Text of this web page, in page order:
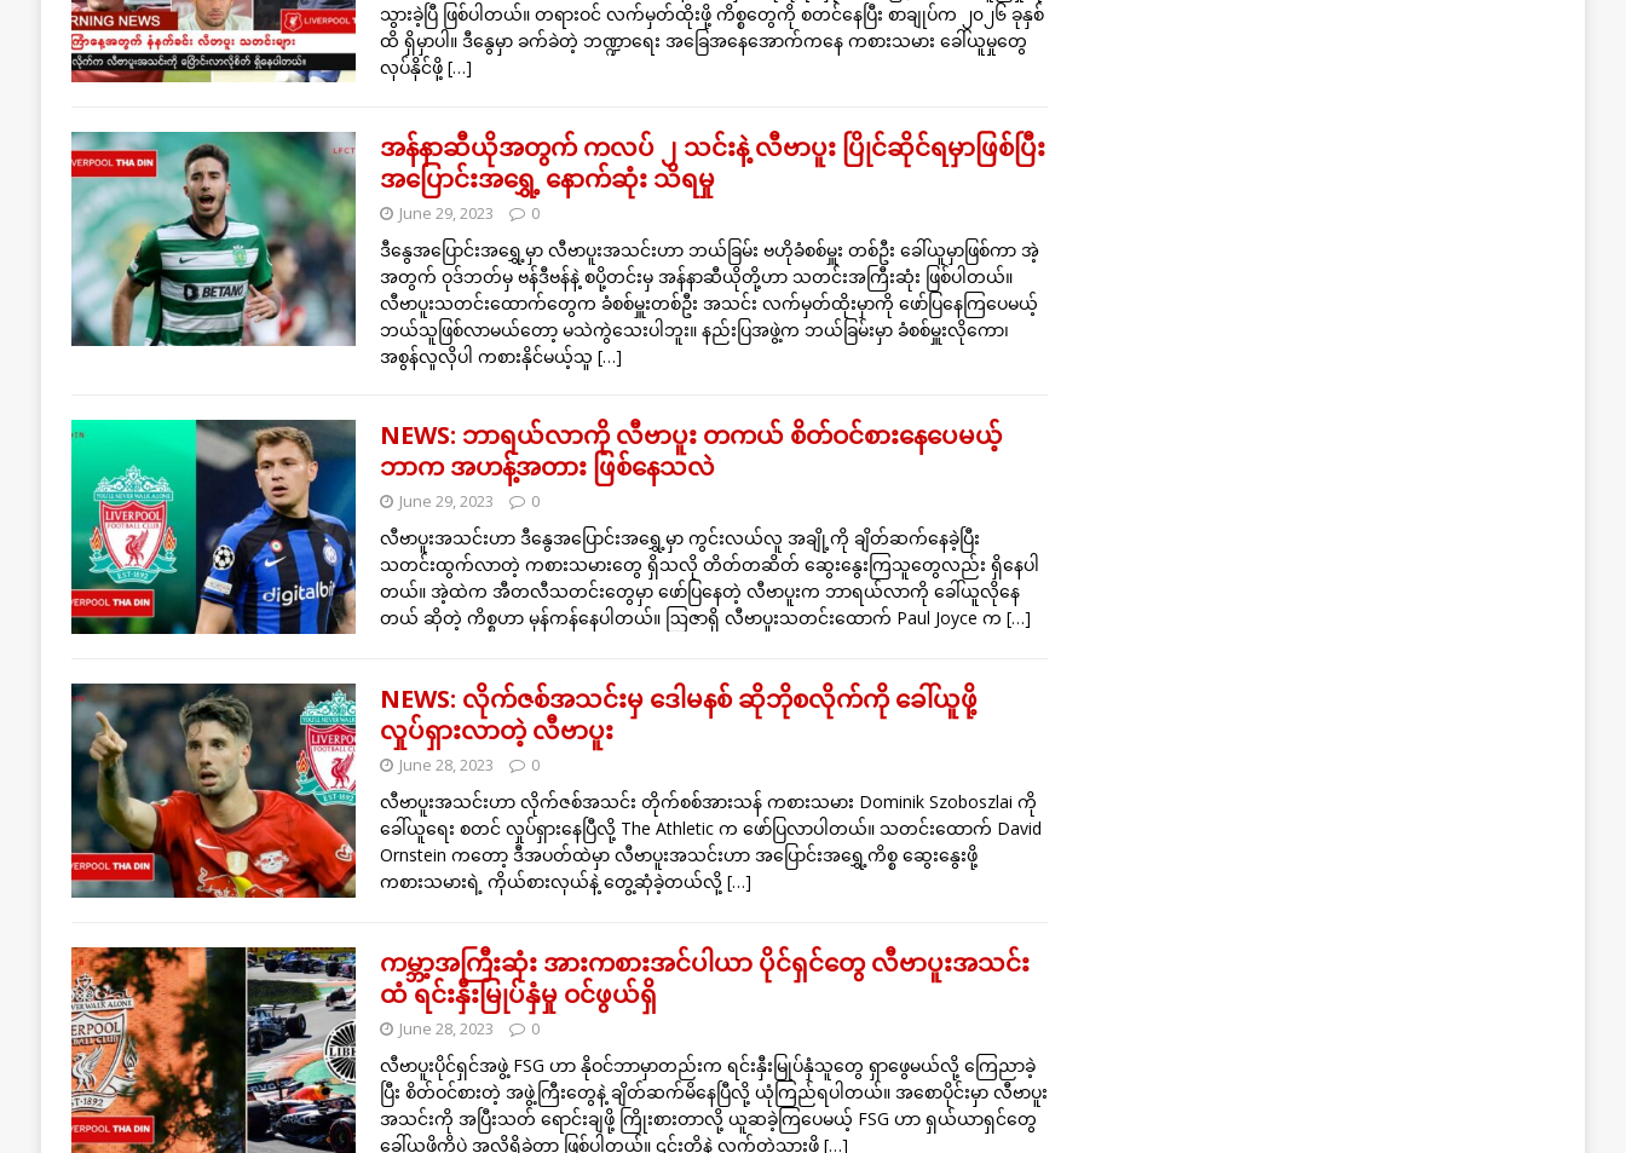
သွားခဲ့ပြီ ဖြစ်ပါတယ်။ တရားဝင် လက်မှတ်ထိုးဖို့ ကိစ္စတွေကို စတင်နေပြီး စာချုပ်က ၂၀၂၆ ခုနှစ်
ထိ ရှိမှာပါ။ ဒီနွေမှာ ခက်ခဲတဲ့ ဘဏ္ဍာရေး အခြေအနေအောက်ကနေ ကစားသမား ခေါ်ယူမှုတွေ
လုပ်နိုင်ဖို့ […]
အန်နာဆီယိုအတွက် ကလပ် ၂ သင်းနဲ့ လီဗာပူး ပြိုင်ဆိုင်ရမှာဖြစ်ပြီး
အပြောင်းအရွှေ့ နောက်ဆုံး သိရမှု
June 29, 2023 0
ဒီနွေအပြောင်းအရွှေ့မှာ လီဗာပူးအသင်းဟာ ဘယ်ခြမ်း ဗဟိုခံစစ်မှူး တစ်ဦး ခေါ်ယူမှာဖြစ်ကာ အဲ့
အတွက် ဝုဒ်ဘတ်မှ ဗန်ဒီဗန်နဲ့ စပို့တင်းမှ အန်နာဆီယိုတို့ဟာ သတင်းအကြီးဆုံး ဖြစ်ပါတယ်။
လီဗာပူးသတင်းထောက်တွေက ခံစစ်မှူးတစ်ဦး အသင်း လက်မှတ်ထိုးမှာကို ဖော်ပြနေကြပေမယ့်
ဘယ်သူဖြစ်လာမယ်တော့ မသဲကွဲသေးပါဘူး။ နည်းပြအဖွဲ့က ဘယ်ခြမ်းမှာ ခံစစ်မှူးလိုကော၊
အစွန်လူလိုပါ ကစားနိုင်မယ့်သူ […]
NEWS: ဘာရယ်လာကို လီဗာပူး တကယ် စိတ်ဝင်စားနေပေမယ့်
ဘာက အဟန့်အတား ဖြစ်နေသလဲ
June 29, 2023 0
လီဗာပူးအသင်းဟာ ဒီနွေအပြောင်းအရွှေ့မှာ ကွင်းလယ်လူ အချို့ကို ချိတ်ဆက်နေခဲ့ပြီး
သတင်းထွက်လာတဲ့ ကစားသမားတွေ ရှိသလို တိတ်တဆိတ် ဆွေးနွေးကြသူတွေလည်း ရှိနေပါ
တယ်။ အဲ့ထဲက အီတလီသတင်းတွေမှာ ဖော်ပြနေတဲ့ လီဗာပူးက ဘာရယ်လာကို ခေါ်ယူလိုနေ
တယ် ဆိုတဲ့ ကိစ္စဟာ မှန်ကန်နေပါတယ်။ ဩဇာရှိ လီဗာပူးသတင်းထောက် Paul Joyce က […]
NEWS: လိုက်ဇစ်အသင်းမှ ဒေါမနစ် ဆိုဘိုစလိုက်ကို ခေါ်ယူဖို့
လှုပ်ရှားလာတဲ့ လီဗာပူး
June 28, 2023 0
လီဗာပူးအသင်းဟာ လိုက်ဇစ်အသင်း တိုက်စစ်အားသန် ကစားသမား Dominik Szoboszlai ကို
ခေါ်ယူရေး စတင် လှုပ်ရှားနေပြီလို့ The Athletic က ဖော်ပြလာပါတယ်။ သတင်းထောက် David
Ornstein ကတော့ ဒီအပတ်ထဲမှာ လီဗာပူးအသင်းဟာ အပြောင်းအရွှေ့ကိစ္စ ဆွေးနွေးဖို့
ကစားသမားရဲ့ ကိုယ်စားလှယ်နဲ့ တွေ့ဆုံခဲ့တယ်လို့ […]
ကမ္ဘာ့အကြီးဆုံး အားကစားအင်ပါယာ ပိုင်ရှင်တွေ လီဗာပူးအသင်း
ထံ ရင်းနှီးမြုပ်နှံမှု ဝင်ဖွယ်ရှိ
June 28, 2023 0
လီဗာပူးပိုင်ရှင်အဖွဲ့ FSG ဟာ နိုဝင်ဘာမှာတည်းက ရင်းနှီးမြုပ်နှံသူတွေ ရှာဖွေမယ်လို့ ကြေညာခဲ့
ပြီး စိတ်ဝင်စားတဲ့ အဖွဲ့ကြီးတွေနဲ့ ချိတ်ဆက်မိနေပြီလို့ ယုံကြည်ရပါတယ်။ အစောပိုင်းမှာ လီဗာပူး
အသင်းကို အပြီးသတ် ရောင်းချဖို့ ကြိုးစားတာလို့ ယူဆခဲ့ကြပေမယ့် FSG ဟာ ရှယ်ယာရှင်တွေ
ခေါ်ယူဖို့ကိုပဲ အလိုရှိခဲ့တာ ဖြစ်ပါတယ်။ ၎င်းတို့နဲ့ လက်တွဲသွားဖို့ […]